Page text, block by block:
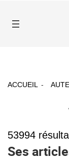
ACCUEIL
53994
Ses